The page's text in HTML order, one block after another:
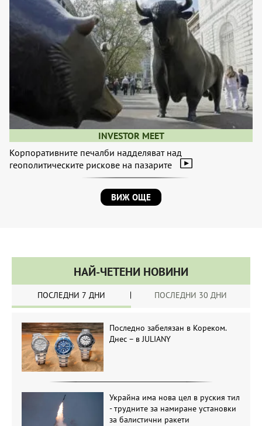
INVESTOR MEET
Корпоративните печалби надделяват над
геополитическите рискове на пазарите
ВИЖ ОЩЕ
НАЙ-ЧЕТЕНИ НОВИНИ
ПОСЛЕДНИ 7 ДНИ ПОСЛЕДНИ 30 ДНИ
Последно забелязан в Кореком.
Днес – в JULIANY
Украйна има нова цел в руския тил
- трудните за намиране установки
за балистични ракети